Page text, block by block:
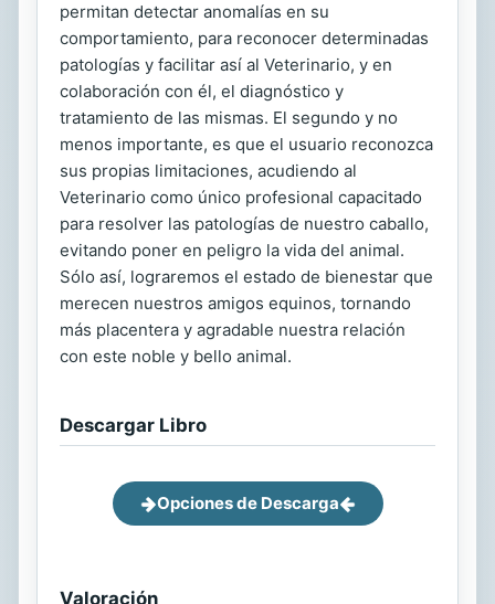
permitan detectar anomalías en su
comportamiento, para reconocer determinadas
patologías y facilitar así al Veterinario, y en
colaboración con él, el diagnóstico y
tratamiento de las mismas. El segundo y no
menos importante, es que el usuario reconozca
sus propias limitaciones, acudiendo al
Veterinario como único profesional capacitado
para resolver las patologías de nuestro caballo,
evitando poner en peligro la vida del animal.
Sólo así, lograremos el estado de bienestar que
merecen nuestros amigos equinos, tornando
más placentera y agradable nuestra relación
con este noble y bello animal.
Descargar Libro
Opciones de Descarga
Valoración